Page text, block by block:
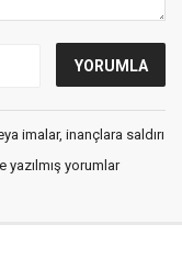
imalar, inançlara saldırı
yazılmış yorumlar